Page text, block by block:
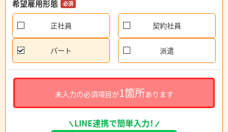
希望雇用形態 必須
正社員 契約社員
パート 派遣
未入力の必須項目が1箇所あります
LINE連携で簡単入力！